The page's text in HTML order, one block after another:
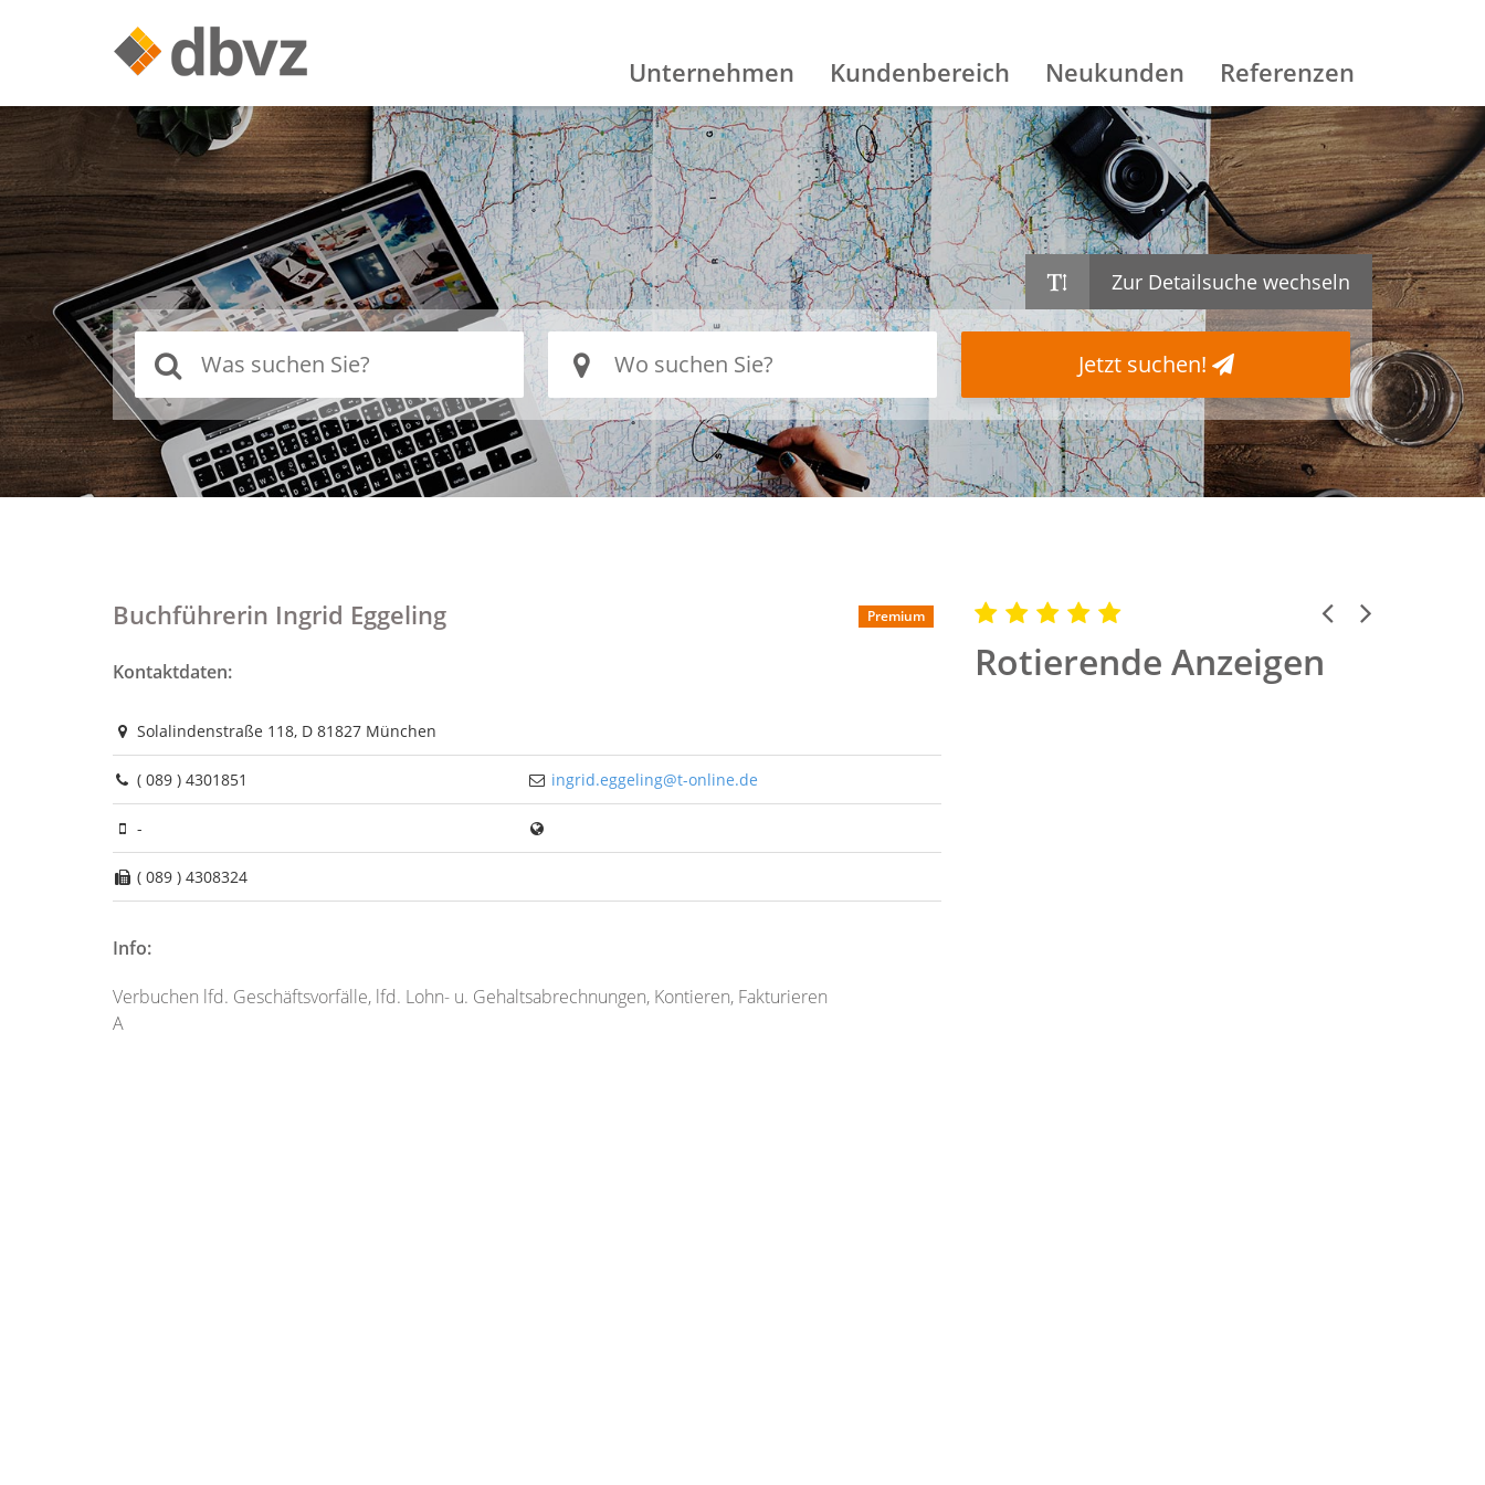
Unternehmen Kundenbereich Neukunden Referenzen
Zur Detailsuche wechseln
Jetzt suchen!
Buchführerin Ingrid Eggeling Premium
Kontaktdaten:
Solalindenstraße 118, D 81827 München
( 089 ) 4301851 ingrid.eggeling@t-online.de
-
( 089 ) 4308324
Info:
Verbuchen lfd. Geschäftsvorfälle, lfd. Lohn- u. Gehaltsabrechnungen, Kontieren, Fakturieren
A
Rotierende Anzeigen
Previous
Next